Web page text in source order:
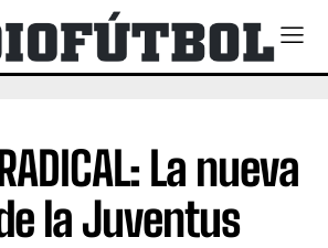
La nueva
la Juventus